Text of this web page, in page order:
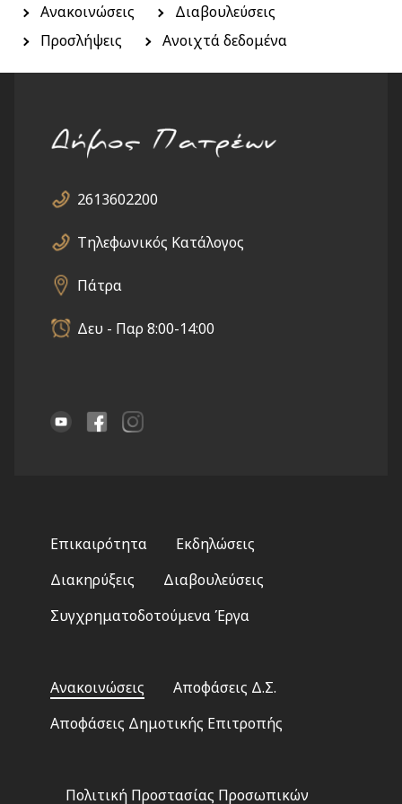
Ανακοινώσεις
Διαβουλεύσεις
Προσλήψεις
Ανοιχτά δεδομένα
2613602200
Τηλεφωνικός Κατάλογος
Πάτρα
Δευ - Παρ 8:00-14:00
menu
Επικαιρότητα
Εκδηλώσεις
Διακηρύξεις
Διαβουλεύσεις
Συγχρηματοδοτούμενα Έργα
2
Ανακοινώσεις
Αποφάσεις Δ.Σ.
Αποφάσεις Δημοτικής Επιτροπής
Πολιτική Προστασίας Προσωπικών